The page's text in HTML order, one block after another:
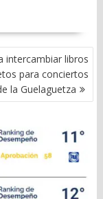
intercambiar libros
para conciertos
la Guelaguetza